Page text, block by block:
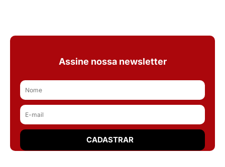
Assine nossa newsletter